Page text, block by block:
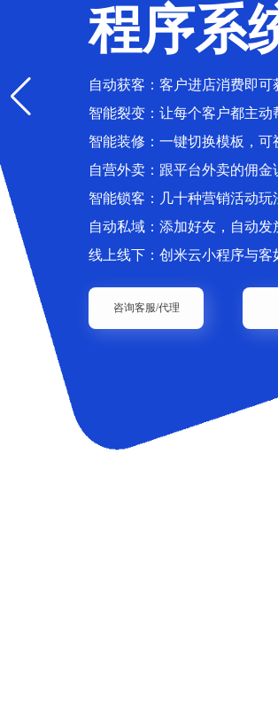
程序系
自动获客：客户进店消费即可
智能裂变：让每个客户都主动
智能装修：一键切换模板，可
自营外卖：跟平台外卖的佣金
智能锁客：几十种营销活动
自动私域：添加好友，自动发
线上线下：创米云小程序与客
咨询客服/代理